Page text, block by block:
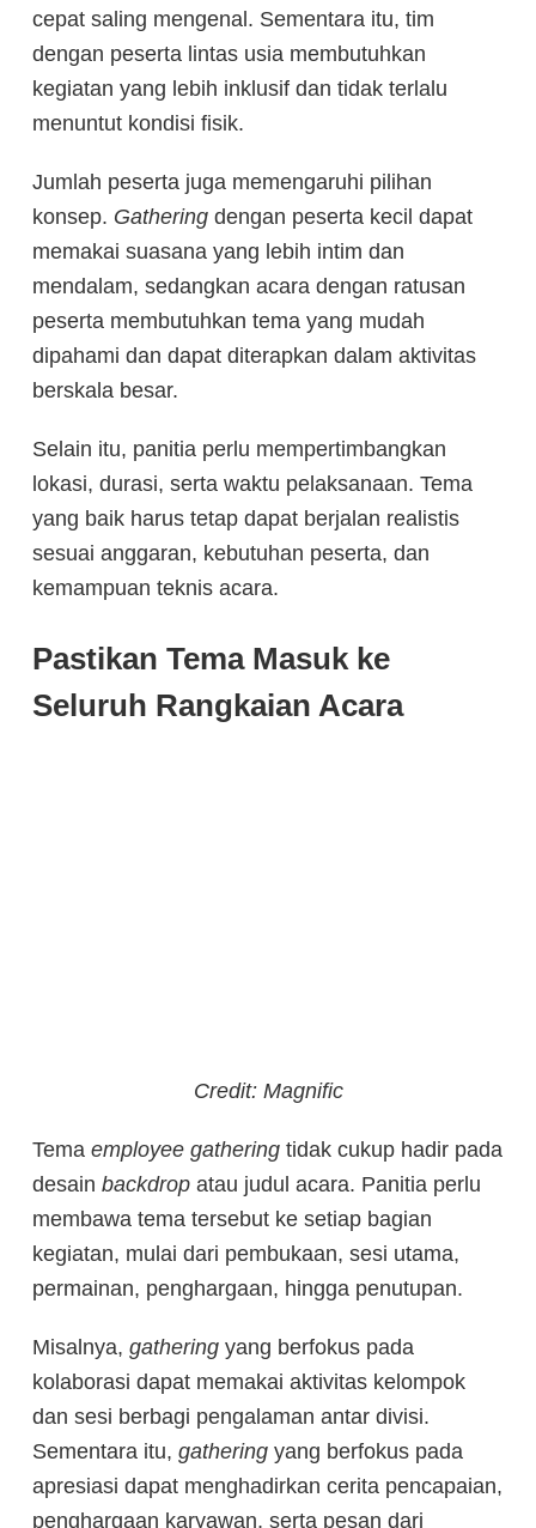
cepat saling mengenal. Sementara itu, tim
dengan peserta lintas usia membutuhkan
kegiatan yang lebih inklusif dan tidak terlalu
menuntut kondisi fisik.
Jumlah peserta juga memengaruhi pilihan
konsep. Gathering dengan peserta kecil dapat
memakai suasana yang lebih intim dan
mendalam, sedangkan acara dengan ratusan
peserta membutuhkan tema yang mudah
dipahami dan dapat diterapkan dalam aktivitas
berskala besar.
Selain itu, panitia perlu mempertimbangkan
lokasi, durasi, serta waktu pelaksanaan. Tema
yang baik harus tetap dapat berjalan realistis
sesuai anggaran, kebutuhan peserta, dan
kemampuan teknis acara.
Pastikan Tema Masuk ke
Seluruh Rangkaian Acara
Credit: Magnific
Tema employee gathering tidak cukup hadir pada
desain backdrop atau judul acara. Panitia perlu
membawa tema tersebut ke setiap bagian
kegiatan, mulai dari pembukaan, sesi utama,
permainan, penghargaan, hingga penutupan.
Misalnya, gathering yang berfokus pada
kolaborasi dapat memakai aktivitas kelompok
dan sesi berbagi pengalaman antar divisi.
Sementara itu, gathering yang berfokus pada
apresiasi dapat menghadirkan cerita pencapaian,
penghargaan karyawan, serta pesan dari